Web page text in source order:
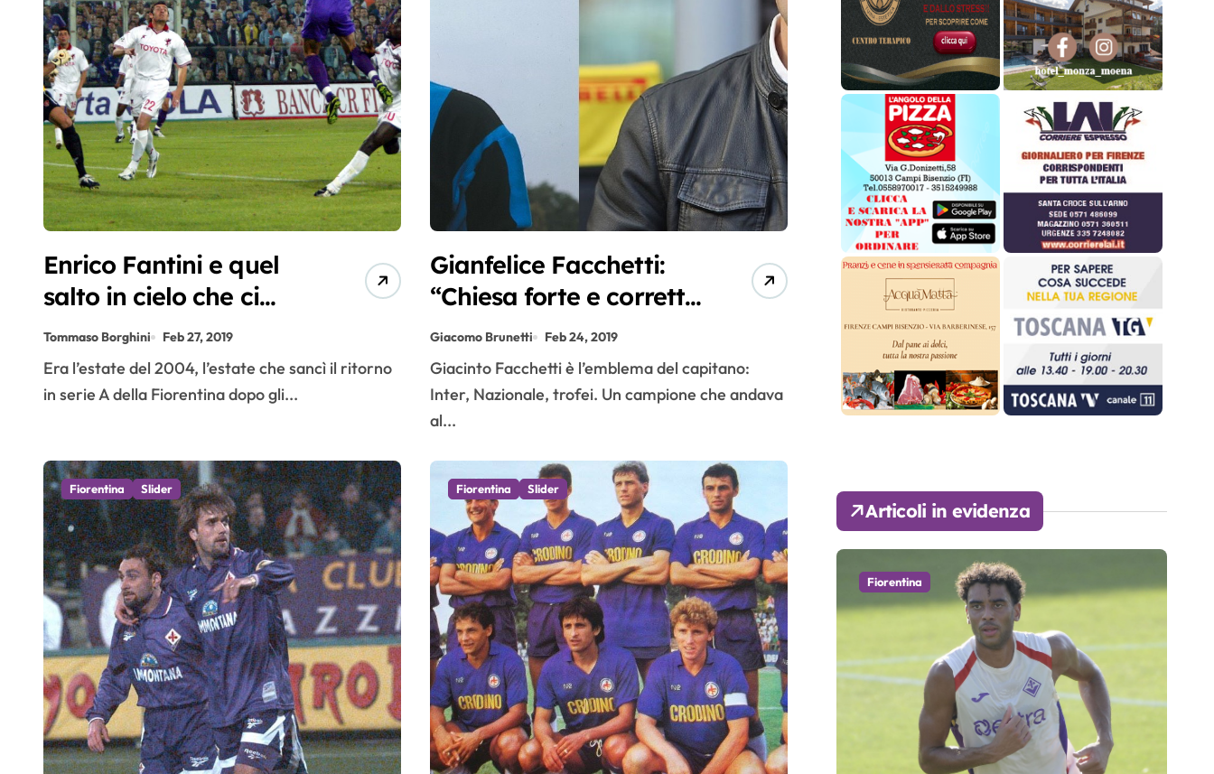
Enrico Fantini e quel
salto in cielo che ci
riportò in serie A
Tommaso Borghini Feb 27, 2019
Era l’estate del 2004, l’estate che sancì il ritorno
in serie A della Fiorentina dopo gli...
Gianfelice Facchetti:
“Chiesa forte e corretto.
Merita la fascia di
capitano”
Giacomo Brunetti Feb 24, 2019
Giacinto Facchetti è l’emblema del capitano:
Inter, Nazionale, trofei. Un campione che andava
al...
Fiorentina Slider Fiorentina Slider
Articoli in evidenza
Fiorentina